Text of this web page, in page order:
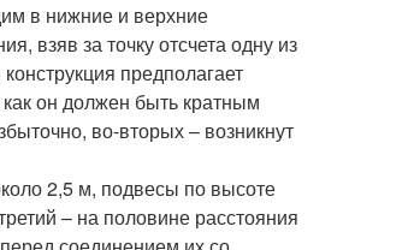
в нижние и верхние
взяв за точку отсчета одну из
предполагает
он должен быть кратным
во-вторых – возникнут
2,5 м, подвесы по высоте
– на половине расстояния